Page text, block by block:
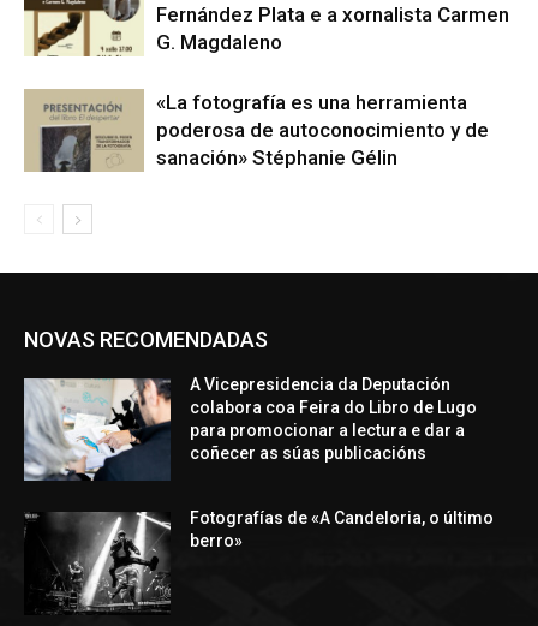
Fernández Plata e a xornalista Carmen
G. Magdaleno
«La fotografía es una herramienta
poderosa de autoconocimiento y de
sanación» Stéphanie Gélin
NOVAS RECOMENDADAS
A Vicepresidencia da Deputación
colabora coa Feira do Libro de Lugo
para promocionar a lectura e dar a
coñecer as súas publicacións
Fotografías de «A Candeloria, o último
berro»